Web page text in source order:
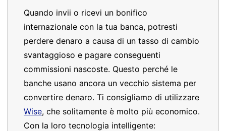
Quando invii o ricevi un bonifico
internazionale con la tua banca, potresti
perdere denaro a causa di un tasso di cambio
svantaggioso e pagare conseguenti
commissioni nascoste. Questo perché le
banche usano ancora un vecchio sistema per
convertire denaro. Ti consigliamo di utilizzare
Wise, che solitamente è molto più economico.
Con la loro tecnologia intelligente: